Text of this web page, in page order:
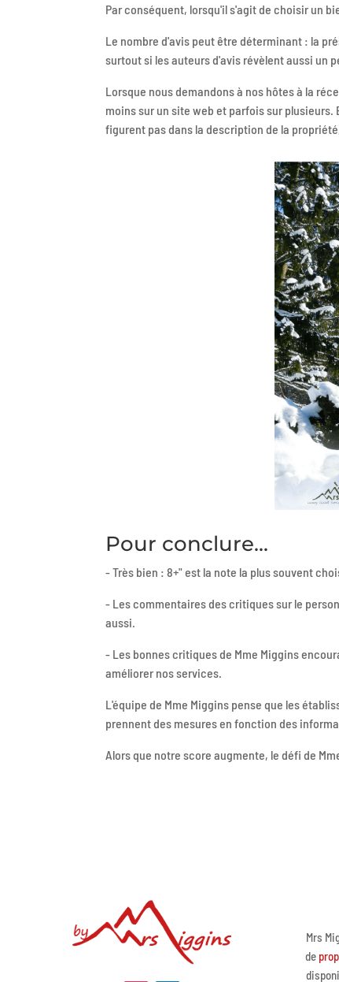
Par conséquent, lorsqu'il s'agit de choisir un
Le nombre d'avis peut être déterminant : la
surtout si les auteurs d'avis révèlent aussi un
Lorsque nous demandons à nos hôtes à la
moins sur un site web et parfois sur
figurent pas dans la description de la
Pour conclure...
- Très bien : 8+" est la note la plus souvent
- Les commentaires des critiques sur le
aussi.
- Les bonnes critiques de Mme Miggins
améliorer nos services.
L'équipe de Mme Miggins pense que les
prennent des mesures en fonction des
Alors que notre score augmente, le défi de
Mrs
de